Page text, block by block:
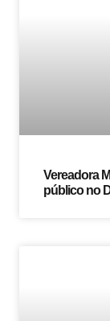
Vereadora
público no